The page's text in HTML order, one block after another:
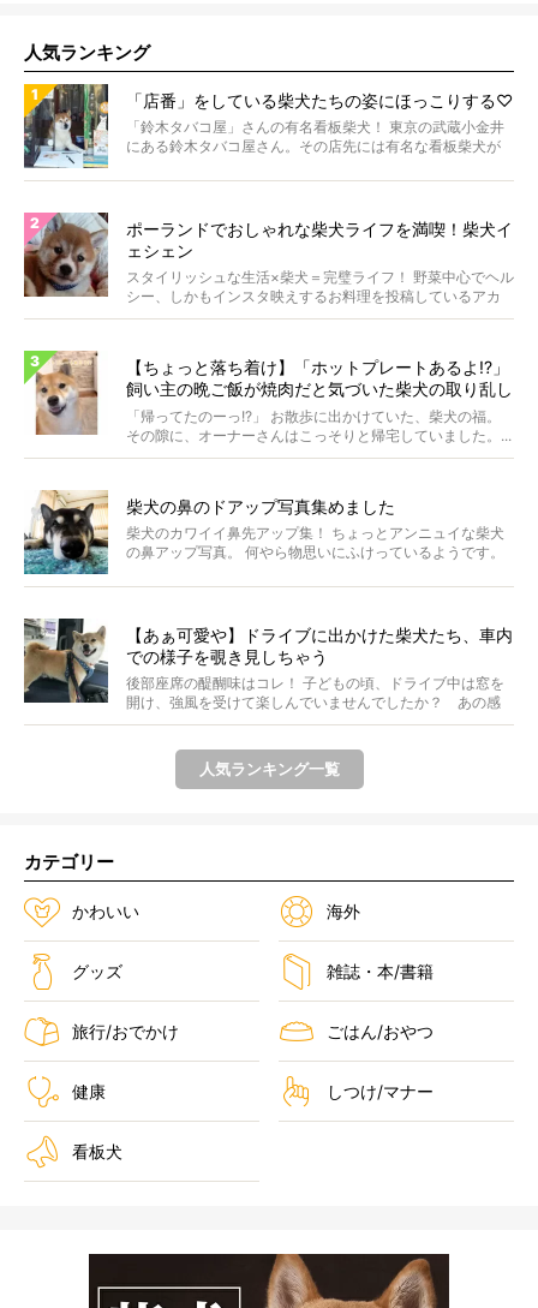
人気ランキング
「店番」をしている柴犬たちの姿にほっこりする♡
「鈴木タバコ屋」さんの有名看板柴犬！ 東京の武蔵小金井
にある鈴木タバコ屋さん。その店先には有名な看板柴犬が
ポーランドでおしゃれな柴犬ライフを満喫！柴犬イ
ェシェン
スタイリッシュな生活×柴犬＝完璧ライフ！ 野菜中心でヘル
シー、しかもインスタ映えするお料理を投稿しているアカ
ウ...
【ちょっと落ち着け】「ホットプレートあるよ!?」
飼い主の晩ご飯が焼肉だと気づいた柴犬の取り乱し
具合に笑った【動画】
「帰ってたのーっ!?」 お散歩に出かけていた、柴犬の福。
その隙に、オーナーさんはこっそりと帰宅していました。...
柴犬の鼻のドアップ写真集めました
柴犬のカワイイ鼻先アップ集！ ちょっとアンニュイな柴犬
の鼻アップ写真。 何やら物思いにふけっているようです。
【あぁ可愛や】ドライブに出かけた柴犬たち、車内
での様子を覗き見しちゃう
後部座席の醍醐味はコレ！ 子どもの頃、ドライブ中は窓を
開け、強風を受けて楽しんでいませんでしたか？ あの感
じが...
人気ランキング一覧
カテゴリー
かわいい 海外
グッズ 雑誌・本/書籍
旅行/おでかけ ごはん/おやつ
健康 しつけ/マナー
看板犬